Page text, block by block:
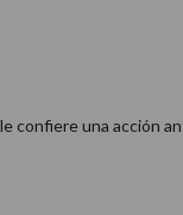
confiere una acción